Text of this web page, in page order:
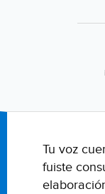
Tu voz
fuiste